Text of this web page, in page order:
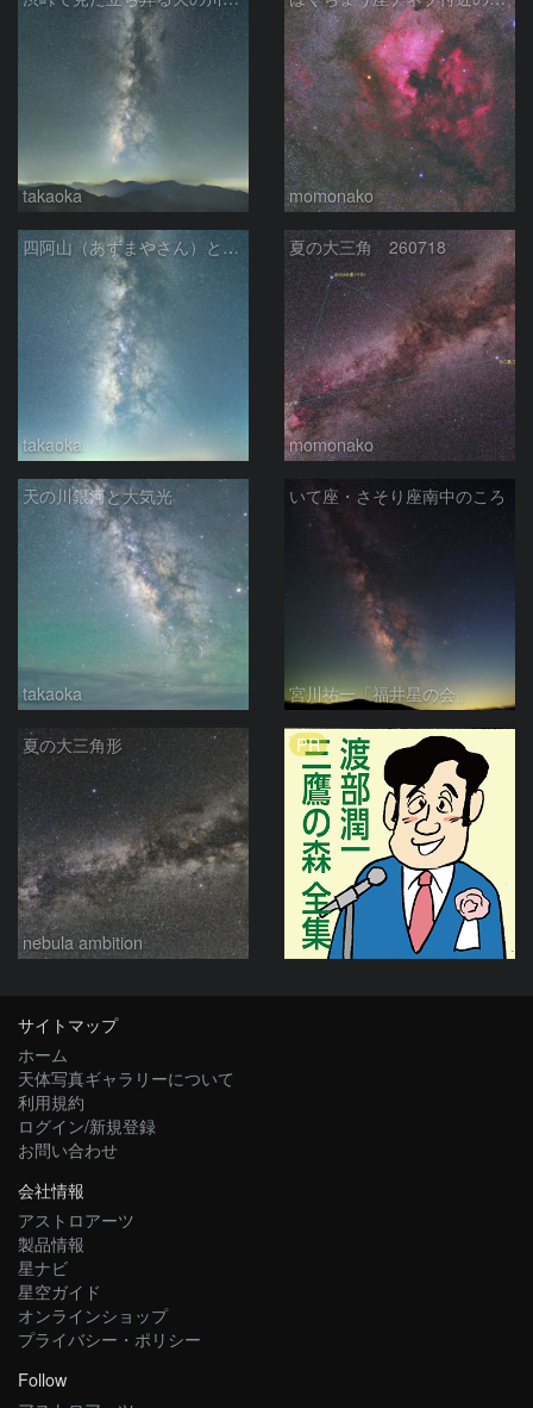
takaoka momonako
四阿山（あずまやさん）と立ち昇る夏の銀河
takaoka
夏の大三角 260718
momonako
天の川銀河と大気光
takaoka
いて座・さそり座南中のころ
宮川祐一「福井星の会」
夏の大三角形
nebula ambition
PR
サイトマップ
ホーム
天体写真ギャラリーについて
利用規約
ログイン/新規登録
お問い合わせ
会社情報
アストロアーツ
製品情報
星ナビ
星空ガイド
オンラインショップ
プライバシー・ポリシー
Follow